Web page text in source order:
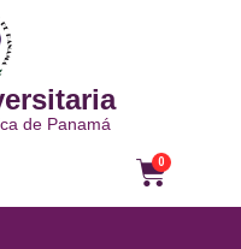
de Panamá
0